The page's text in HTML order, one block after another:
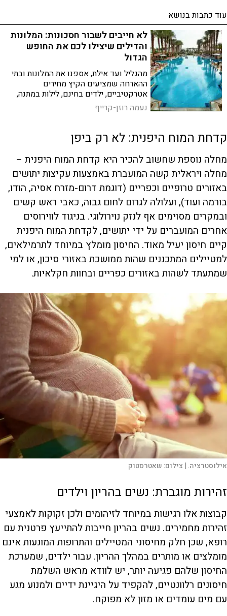
עוד כתבות בנושא
לא חייבים לשבור חסכונות: המלונות
והדילים שיצילו לכם את החופש
הגדול
מהגליל ועד אילת, אספנו את המלונות ובתי
ההארחה שמציעים הקיץ מחירים
אטרקטיביים, ילדים בחינם, לילות במתנה,
כרטיסים לאטרקציות והנחות מיוחדות, כדי
שגם השנה תוכלו לצאת לחופשה
נעמה רוזן-קרייף
קדחת המוח היפנית: לא רק ביפן
מחלה נוספת שחשוב להכיר היא קדחת המוח היפנית –
מחלה ויראלית קשה המועברת באמצעות עקיצות יתושים
באזורים טרופיים וכפריים (דוגמת דרום-מזרח אסיה, הודו,
בורמה ועוד), ועלולה לגרום לחום גבוה, כאבי ראש קשים
ובמקרים מסוימים אף לנזק נוירולוגי. בניגוד לווירוסים
אחרים המועברים על ידי יתושים, לקדחת המוח היפנית
קיים חיסון יעיל מאוד. החיסון מומלץ במיוחד לתרמילאים,
למטיילים המתכננים שהות ממושכת באזורי סיכון, או למי
שמתעתד לשהות באזורים כפריים ובחוות חקלאיות.
אילוסטרציה. | צילום:שאטרסטוק
זהירות מוגברת: נשים בהריון וילדים
קבוצות אלו רגישות במיוחד לזיהומים ולכן זקוקות לאמצעי
זהירות מחמירים. נשים בהריון חייבות להתייעץ פרטנית עם
רופא, שכן חלק מחיסוני המטיילים והתרופות המונעות אינם
מומלצים או מותרים במהלך ההריון. עבור ילדים, שמערכת
החיסון שלהם פגיעה יותר, יש לוודא מראש השלמת
חיסונים רלוונטיים, להקפיד על היגיינת ידיים ולמנוע מגע
עם מים עומדים או מזון לא מפוקח.